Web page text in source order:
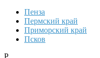
Пенза
Пермский край
Приморский край
Псков